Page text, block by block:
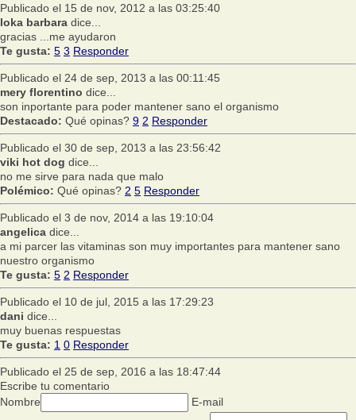
Publicado el 15 de nov, 2012 a las 03:25:40
loka barbara dice...
gracias ...me ayudaron
Te gusta: 5 3 Responder
Publicado el 24 de sep, 2013 a las 00:11:45
mery florentino dice...
son inportante para poder mantener sano el organismo
Destacado: Qué opinas? 9 2 Responder
Publicado el 30 de sep, 2013 a las 23:56:42
viki hot dog dice...
no me sirve para nada que malo
Polémico: Qué opinas? 2 5 Responder
Publicado el 3 de nov, 2014 a las 19:10:04
angelica dice...
a mi parcer las vitaminas son muy importantes para mantener sano
nuestro organismo
Te gusta: 5 2 Responder
Publicado el 10 de jul, 2015 a las 17:29:23
dani dice...
muy buenas respuestas
Te gusta: 1 0 Responder
Publicado el 25 de sep, 2016 a las 18:47:44
Escribe tu comentario
Nombre
E-mail